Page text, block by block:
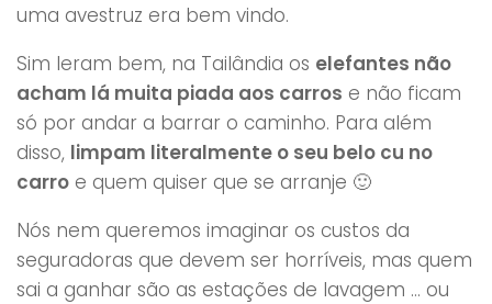
uma avestruz era bem vindo.
Sim leram bem, na Tailândia os elefantes não
acham lá muita piada aos carros e não ficam
só por andar a barrar o caminho. Para além
disso, limpam literalmente o seu belo cu no
carro e quem quiser que se arranje 🙂
Nós nem queremos imaginar os custos da
seguradoras que devem ser horríveis, mas quem
sai a ganhar são as estações de lavagem … ou